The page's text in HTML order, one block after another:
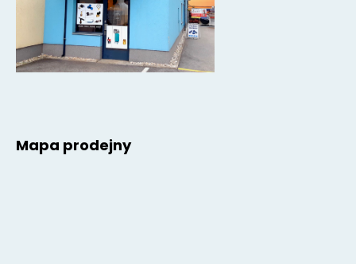
Mapa prodejny